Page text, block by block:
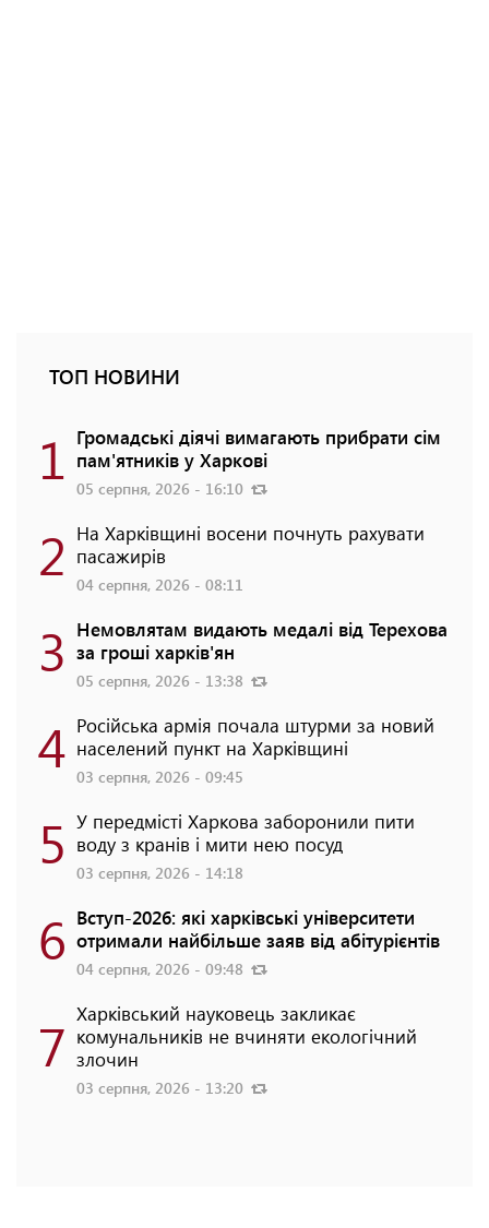
ТОП НОВИНИ
1 Громадські діячі вимагають прибрати сім
пам'ятників у Харкові
05 серпня, 2026 - 16:10
2 На Харківщині восени почнуть рахувати
пасажирів
04 серпня, 2026 - 08:11
3 Немовлятам видають медалі від Терехова
за гроші харків'ян
05 серпня, 2026 - 13:38
4 Російська армія почала штурми за новий
населений пункт на Харківщині
03 серпня, 2026 - 09:45
5 У передмісті Харкова заборонили пити
воду з кранів і мити нею посуд
03 серпня, 2026 - 14:18
6 Вступ-2026: які харківські університети
отримали найбільше заяв від абітурієнтів
04 серпня, 2026 - 09:48
7 Харківський науковець закликає
комунальників не вчиняти екологічний
злочин
03 серпня, 2026 - 13:20